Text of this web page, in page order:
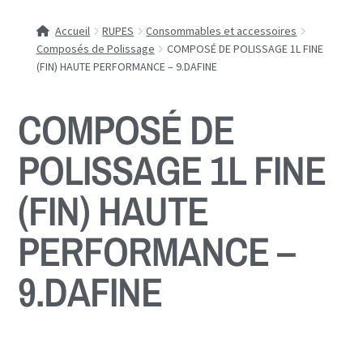
Accueil RUPES
Consommables et accessoires
Composés de Polissage
COMPOSÉ DE POLISSAGE 1L FINE
(FIN) HAUTE PERFORMANCE – 9.DAFINE
COMPOSÉ DE
POLISSAGE 1L FINE
(FIN) HAUTE
PERFORMANCE –
9.DAFINE